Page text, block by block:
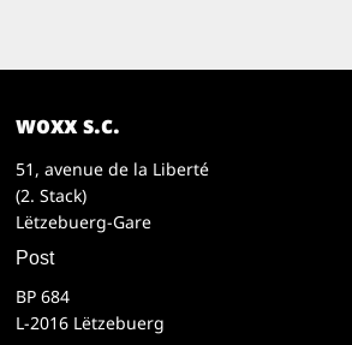
woxx s.c.
51, avenue de la Liberté
(2. Stack)
Lëtzebuerg-Gare
Post
BP 684
L-2016 Lëtzebuerg